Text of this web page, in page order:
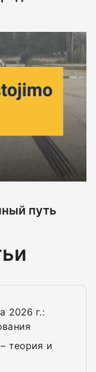
путь
2026 г.:
теория и